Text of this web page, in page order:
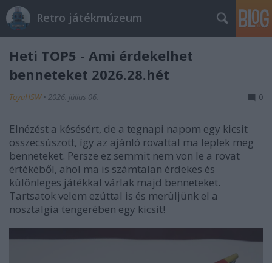
Retro játékmúzeum
Heti TOP5 - Ami érdekelhet
benneteket 2026.28.hét
ToyaHSW • 2026. július 06. 0
Elnézést a késésért, de a tegnapi napom egy kicsit
összecsúszott, így az ajánló rovattal ma leplek meg
benneteket. Persze ez semmit nem von le a rovat
értékéből, ahol ma is számtalan érdekes és
különleges játékkal várlak majd benneteket.
Tartsatok velem ezúttal is és merüljünk el a
nosztalgia tengerében egy kicsit!